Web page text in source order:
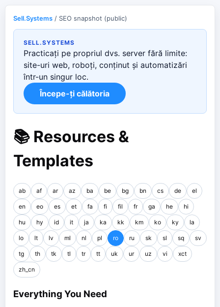
Sell.Systems / SEO snapshot (public)
SELL.SYSTEMS
Practicați pe propriul dvs. server fără limite:
site-uri web, roboți, conținut și automatizări
într-un singur loc.
Începe-ți călătoria
📚 Resources &
Templates
ab af ar az ba be bg bn cs de el
en eo es et fa fi fil fr ga he hi
hu hy id it ja ka kk km ko ky la
lo lt lv ml nl pl ro ru sk sl sq sv
tg th tk tl tr tt uk ur uz vi xct
zh_cn
Everything You Need